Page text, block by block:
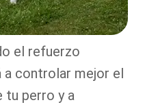
el refuerzo
a controlar mejor el
tu perro y a